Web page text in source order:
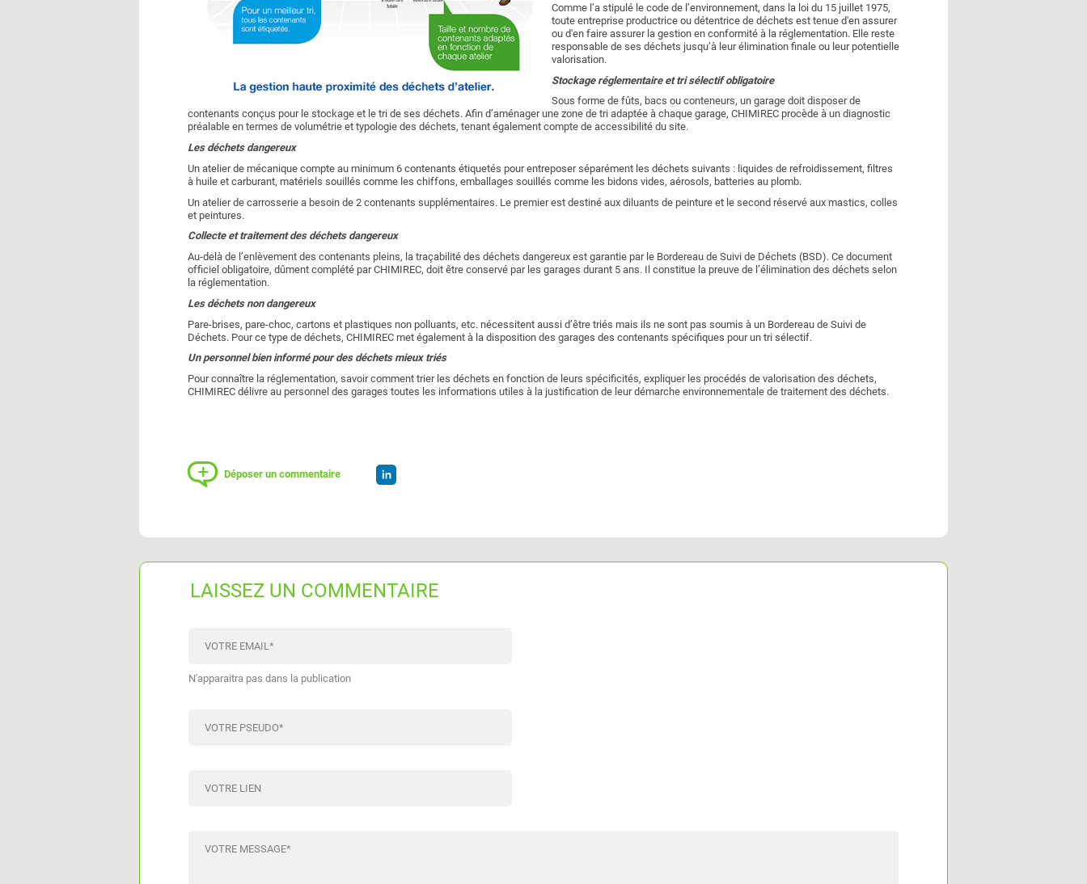
Comme l’a stipulé le code de l’environnement, dans la loi du 15 juillet 1975,
toute entreprise productrice ou détentrice de déchets est tenue d'en assurer
ou d'en faire assurer la gestion en conformité à la réglementation. Elle reste
responsable de ses déchets jusqu’à leur élimination finale ou leur potentielle
valorisation.
Stockage réglementaire et tri sélectif obligatoire
Sous forme de fûts, bacs ou conteneurs, un garage doit disposer de
contenants conçus pour le stockage et le tri de ses déchets. Afin d’aménager une zone de tri adaptée à chaque garage, CHIMIREC procède à un diagnostic
préalable en termes de volumétrie et typologie des déchets, tenant également compte de accessibilité du site.
Les déchets dangereux
Un atelier de mécanique compte au minimum 6 contenants étiquetés pour entreposer séparément les déchets suivants : liquides de refroidissement, filtres
à huile et carburant, matériels souillés comme les chiffons, emballages souillés comme les bidons vides, aérosols, batteries au plomb.
Un atelier de carrosserie a besoin de 2 contenants supplémentaires. Le premier est destiné aux diluants de peinture et le second réservé aux mastics, colles
et peintures.
Collecte et traitement des déchets dangereux
Au-delà de l’enlèvement des contenants pleins, la traçabilité des déchets dangereux est garantie par le Bordereau de Suivi de Déchets (BSD). Ce document
officiel obligatoire, dûment complété par CHIMIREC, doit être conservé par les garages durant 5 ans. Il constitue la preuve de l’élimination des déchets selon
la réglementation.
Les déchets non dangereux
Pare-brises, pare-choc, cartons et plastiques non polluants, etc. nécessitent aussi d’être triés mais ils ne sont pas soumis à un Bordereau de Suivi de
Déchets. Pour ce type de déchets, CHIMIREC met également à la disposition des garages des contenants spécifiques pour un tri sélectif.
Un personnel bien informé pour des déchets mieux triés
Pour connaître la réglementation, savoir comment trier les déchets en fonction de leurs spécificités, expliquer les procédés de valorisation des déchets,
CHIMIREC délivre au personnel des garages toutes les informations utiles à la justification de leur démarche environnementale de traitement des déchets.
Déposer un commentaire
LAISSEZ UN COMMENTAIRE
VOTRE EMAIL *
N'apparaitra pas dans la publication
VOTRE PSEUDO*
VOTRE LIEN
VOTRE MESSAGE*